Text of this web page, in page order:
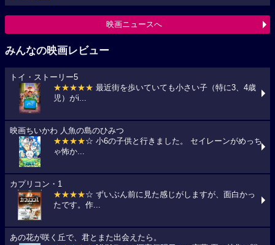
映画ニュースへ
みんなの映画レビュー
トイ・ストーリー5
★★★★★ 最近街を歩いていても小さい子（特に3、4歳
児）がi...
映画ちいかわ 人魚の島のひみつ
★★★★☆ 小6の子供と行きました。 セイレーンがめっち
ゃ怖か...
カプリコン・1
★★★★☆ ずいぶん前に見た感じがしますが、面白かっ
たです。作...
あの花が咲く丘で、君とまた出会えたら。